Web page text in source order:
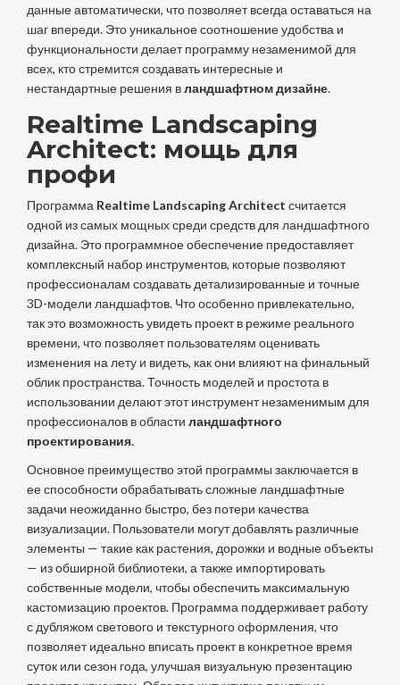
данные автоматически, что позволяет всегда оставаться на
шаг впереди. Это уникальное соотношение удобства и
функциональности делает программу незаменимой для
всех, кто стремится создавать интересные и
нестандартные решения вландшафтном дизайне.
Realtime Landscaping
Architect: мощь для
профи
Программа Realtime Landscaping Architect считается
одной из самых мощных среди средств для ландшафтного
дизайна. Это программное обеспечение предоставляет
комплексный набор инструментов, которые позволяют
профессионалам создавать детализированные и точные
3D-модели ландшафтов. Что особенно привлекательно,
так это возможность увидеть проект в режиме реального
времени, что позволяет пользователям оценивать
изменения на лету и видеть, как они влияют на финальный
облик пространства. Точность моделей и простота в
использовании делают этот инструмент незаменимым для
профессионалов в области ландшафтного
проектирования.
Основное преимущество этой программы заключается в
ее способности обрабатывать сложные ландшафтные
задачи неожиданно быстро, без потери качества
визуализации. Пользователи могут добавлять различные
элементы — такие как растения, дорожки и водные объекты
— из обширной библиотеки, а также импортировать
собственные модели, чтобы обеспечить максимальную
кастомизацию проектов. Программа поддерживает работу
с дубляжом светового и текстурного оформления, что
позволяет идеально вписать проект в конкретное время
суток или сезон года, улучшая визуальную презентацию